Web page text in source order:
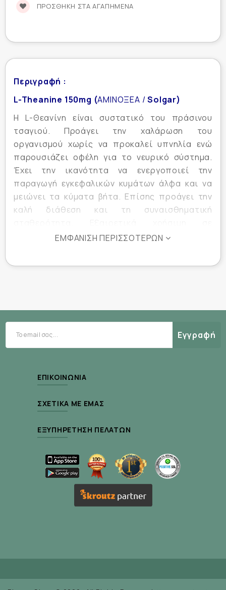
ΠΡΟΣΘΉΚΗ ΣΤΑ ΑΓΑΠΗΜΈΝΑ
Περιγραφή :
L-Theanine 150mg (ΑΜΙΝΟΞΕΑ /Solgar)
H L-Θεανίνη είναι συστατικό του πράσινου
τσαγιού. Προάγει την χαλάρωση του
οργανισμού χωρίς να προκαλεί υπνηλία ενώ
παρουσιάζει οφέλη για το νευρικό σύστημα.
Έχει την ικανότητα να ενεργοποιεί την
παραγωγή εγκεφαλικών κυμάτων άλφα και να
μειώνει τα κύματα βήτα. Επίσης προάγει την
καλή διάθεση και τη συναισθηματική
περιπτώσεις άγχους, στρες, ανησυχίας και
Σε φυτοκάψουλες. Λαμβάνετε 1 φυτοκάψουλα 1-
ΕΜΦΆΝΙΣΗ ΠΕΡΙΣΣΌΤΕΡΩΝ
Εγγραφή
ΕΠΙΚΟΙΝΩΝΊΑ
ΣΧΕΤΙΚΆ ΜΕ ΕΜΆΣ
ΕΞΥΠΗΡΈΤΗΣΗ ΠΕΛΑΤΏΝ